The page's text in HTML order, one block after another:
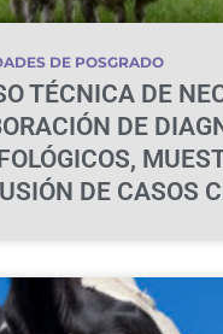
DE POSGRADO
TÉCNICA DE
DE
DE CASOS